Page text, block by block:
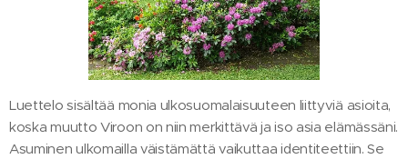
Luettelo sisältää monia ulkosuomalaisuuteen liittyviä asioita,
koska muutto Viroon on niin merkittävä ja iso asia elämässäni.
Asuminen ulkomailla väistämättä vaikuttaa identiteettiin. Se